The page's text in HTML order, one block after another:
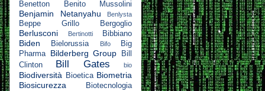
Benetton
Benito Mussolini
Benjamin Netanyahu Benlysta
Beppe Grillo Bergoglio
Berlusconi Bertinotti Bibbiano
Biden Bielorussia Bifo
Big
Pharma
Bilderberg Group
Bill
Clinton
Bill Gates bio
Biodiversità Bioetica Biometria
Biosicurezza
Biotecnologia